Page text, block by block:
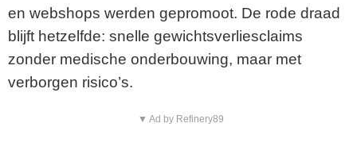
en webshops werden gepromoot. De rode draad
blijft hetzelfde: snelle gewichtsverliesclaims
zonder medische onderbouwing, maar met
verborgen risico’s.
▼ Ad by Refinery89